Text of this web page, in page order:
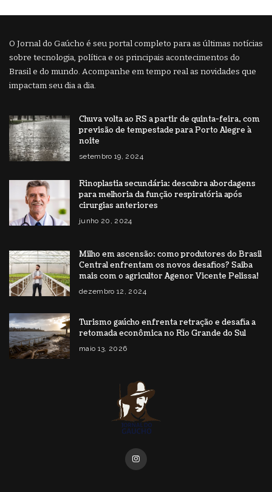
O Jornal do Gaúcho é seu portal completo para as últimas notícias
sobre tecnologia, política e os principais acontecimentos do
Brasil e do mundo. Acompanhe em tempo real as novidades que
impactam seu dia a dia.
Chuva volta ao RS a partir de quinta-feira, com
previsão de tempestade para Porto Alegre à
noite
setembro 19, 2024
Rinoplastia secundária: descubra abordagens
para melhoria da função respiratória após
cirurgias anteriores
junho 20, 2024
Milho em ascensão: como produtores do Brasil
Central enfrentam os novos desafios? Saiba
mais com o agricultor Agenor Vicente Pelissa!
dezembro 12, 2024
Turismo gaúcho enfrenta retração e desafia a
retomada econômica no Rio Grande do Sul
maio 13, 2026